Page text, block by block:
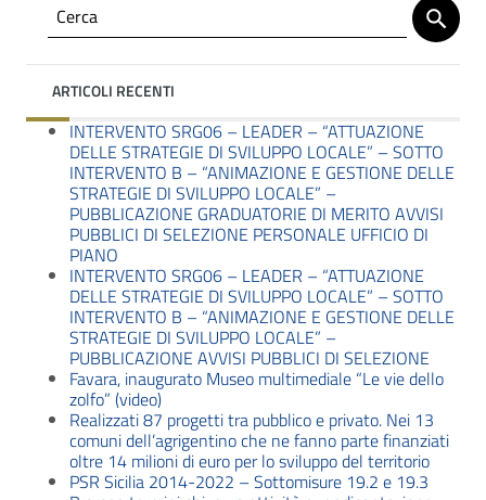
ARTICOLI RECENTI
INTERVENTO SRG06 – LEADER – “ATTUAZIONE
DELLE STRATEGIE DI SVILUPPO LOCALE” – SOTTO
INTERVENTO B – “ANIMAZIONE E GESTIONE DELLE
STRATEGIE DI SVILUPPO LOCALE” –
PUBBLICAZIONE GRADUATORIE DI MERITO AVVISI
PUBBLICI DI SELEZIONE PERSONALE UFFICIO DI
PIANO
INTERVENTO SRG06 – LEADER – “ATTUAZIONE
DELLE STRATEGIE DI SVILUPPO LOCALE” – SOTTO
INTERVENTO B – “ANIMAZIONE E GESTIONE DELLE
STRATEGIE DI SVILUPPO LOCALE” –
PUBBLICAZIONE AVVISI PUBBLICI DI SELEZIONE
Favara, inaugurato Museo multimediale “Le vie dello
zolfo” (video)
Realizzati 87 progetti tra pubblico e privato. Nei 13
comuni dell’agrigentino che ne fanno parte finanziati
oltre 14 milioni di euro per lo sviluppo del territorio
PSR Sicilia 2014-2022 – Sottomisure 19.2 e 19.3